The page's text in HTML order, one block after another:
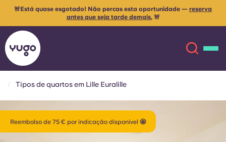
LocalizaçõesEnglish (US)
🚨Está quase esgotado! Não percas esta oportunidade — reserva
antes que seja tarde demais.🚨
Tipos de quartos em Lille Euralille
Reembolso de 75 € por indicação disponível 🤩